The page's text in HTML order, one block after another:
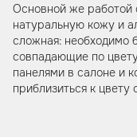
Основной же работой
натуральную кожу и
сложная: необходимо
совпадающие по
панелями в салоне и
приблизиться к цвету